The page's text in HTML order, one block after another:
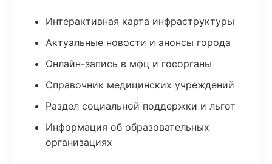
Интерактивная карта инфраструктуры
Актуальные новости и анонсы города
Онлайн-запись в мфц и госорганы
Справочник медицинских учреждений
Раздел социальной поддержки и льгот
Информация об образовательных
организациях